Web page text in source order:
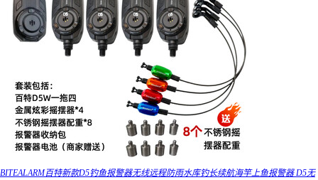
BITEALARM百特新款D5钓鱼报警器无线远程防雨水库钓长续航海竿上鱼报警器 D5无